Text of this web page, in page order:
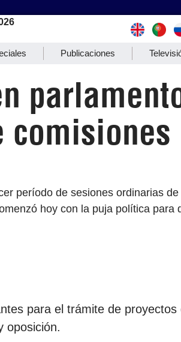
Publicaciones
comisiones
período de sesiones ordinarias de
hoy con la puja política para
para el trámite de proyectos
oposición.